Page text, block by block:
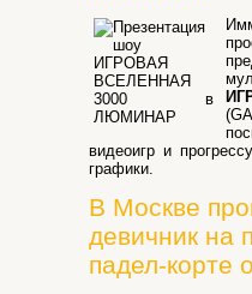
видеоигр и
графики.
В Москве
девичник на
падел-корте